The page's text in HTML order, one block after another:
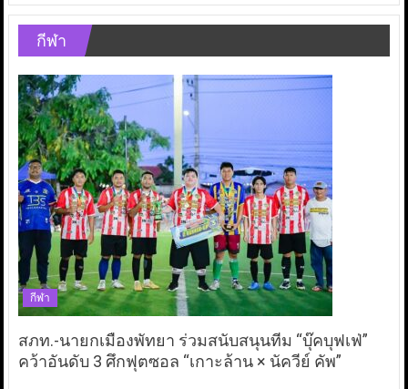
กีฬา
กีฬา
สภท.-นายกเมืองพัทยา ร่วมสนับสนุนทีม “บุ๊คบุฟเฟ่”
คว้าอันดับ 3 ศึกฟุตซอล “เกาะล้าน × นัควีย์ คัพ”